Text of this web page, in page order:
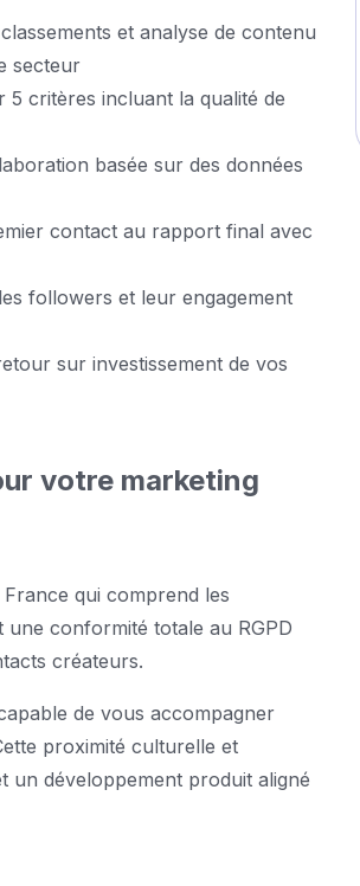
et analyse de contenu
secteur
critères incluant la qualité de
basée sur des données
contact au rapport final avec
followers et leur engagement
sur investissement de vos
votre marketing
qui comprend les
conformité totale au RGPD
créateurs.
de vous accompagner
proximité culturelle et
un développement produit aligné